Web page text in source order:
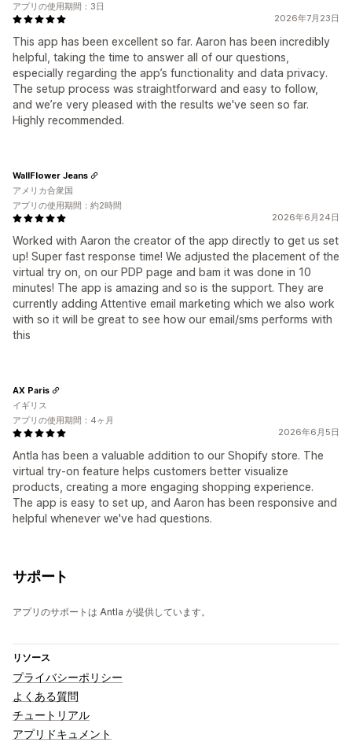
2026年7月23日
This app has been excellent so far. Aaron has been incredibly
helpful, taking the time to answer all of our questions,
especially regarding the app’s functionality and data privacy.
The setup process was straightforward and easy to follow,
and we’re very pleased with the results we've seen so far.
Highly recommended.
アプリの使用期間：3日
2026年6月24日
Worked with Aaron the creator of the app directly to get us set
up! Super fast response time! We adjusted the placement of the
virtual try on, on our PDP page and bam it was done in 10
minutes! The app is amazing and so is the support. They are
currently adding Attentive email marketing which we also work
with so it will be great to see how our email/sms performs with
this
WallFlower Jeans
アメリカ合衆国
アプリの使用期間：約2時間
2026年6月5日
Antla has been a valuable addition to our Shopify store. The
virtual try-on feature helps customers better visualize
products, creating a more engaging shopping experience.
The app is easy to set up, and Aaron has been responsive and
helpful whenever we've had questions.
AX Paris
イギリス
アプリの使用期間：4ヶ月
サポート
アプリのサポートは Antla が提供しています。
リソース
プライバシーポリシー
よくある質問
チュートリアル
アプリドキュメント